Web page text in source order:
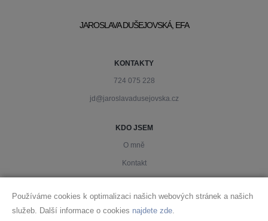
JAROSLAVA DUŠEJOVSKÁ, EFA
KONTAKTY
724 075 228
jd@jaroslavadusejovska.cz
KDO JSEM
O mně
Kontakt
PODMÍNKY
Ochrana osobních údajů
Používáme cookies k optimalizaci našich webových stránek a našich
služeb. Další informace o cookies najdete zde.